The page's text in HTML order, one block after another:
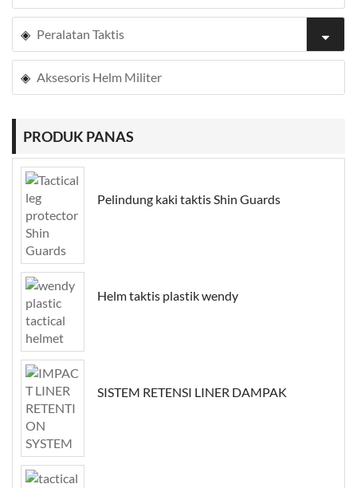
Peralatan Taktis
Aksesoris Helm Militer
PRODUK PANAS
Pelindung kaki taktis Shin Guards
Helm taktis plastik wendy
SISTEM RETENSI LINER DAMPAK